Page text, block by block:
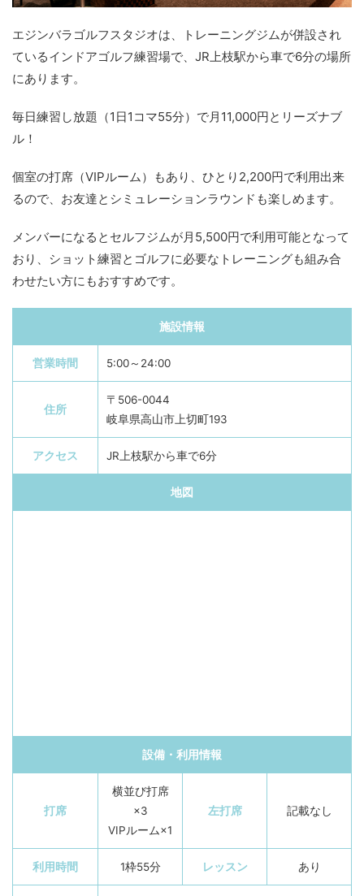
エジンバラゴルフスタジオは、トレーニングジムが併設され
ているインドアゴルフ練習場で、JR上枝駅から車で6分の場所
にあります。
毎日練習し放題（1日1コマ55分）で月11,000円とリーズナブ
ル！
個室の打席（VIPルーム）もあり、ひとり2,200円で利用出来
るので、お友達とシミュレーションラウンドも楽しめます。
メンバーになるとセルフジムが月5,500円で利用可能となって
おり、ショット練習とゴルフに必要なトレーニングも組み合
わせたい方にもおすすめです。
施設情報
営業時間 5:00～24:00
住所
〒506-0044
岐阜県高山市上切町193
アクセス JR上枝駅から車で6分
地図
設備・利用情報
打席
横並び打席
×3
VIPルーム×1
左打席 記載なし
利用時間 1枠55分 レッスン あり